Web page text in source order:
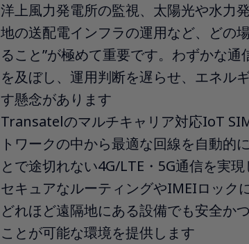
洋上風力発電所の監視、太陽光や水力
地の送配電インフラの運用など、どの
ること”が極めて重要です。わずかな通
を及ぼし、運用判断を遅らせ、エネル
す懸念があります
Transatelのマルチキャリア対応IoT
トワークの中から最適な回線を自動的
とで途切れない4G/LTE・5G通信を実現
セキュアなルーティングやIMEIロック
どれほど遠隔地にある設備でも安全か
ことが可能な環境を提供します